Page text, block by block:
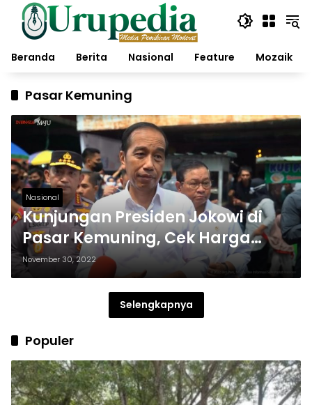
Langsung
konten
Beranda
Berita Nasional Feature Mozaik
Pasar Kemuning
Nasional
Kunjungan Presiden Jokowi di
Pasar Kemuning, Cek Harga
Barang sampai Beri Modal
November 30, 2022
Selengkapnya
Populer